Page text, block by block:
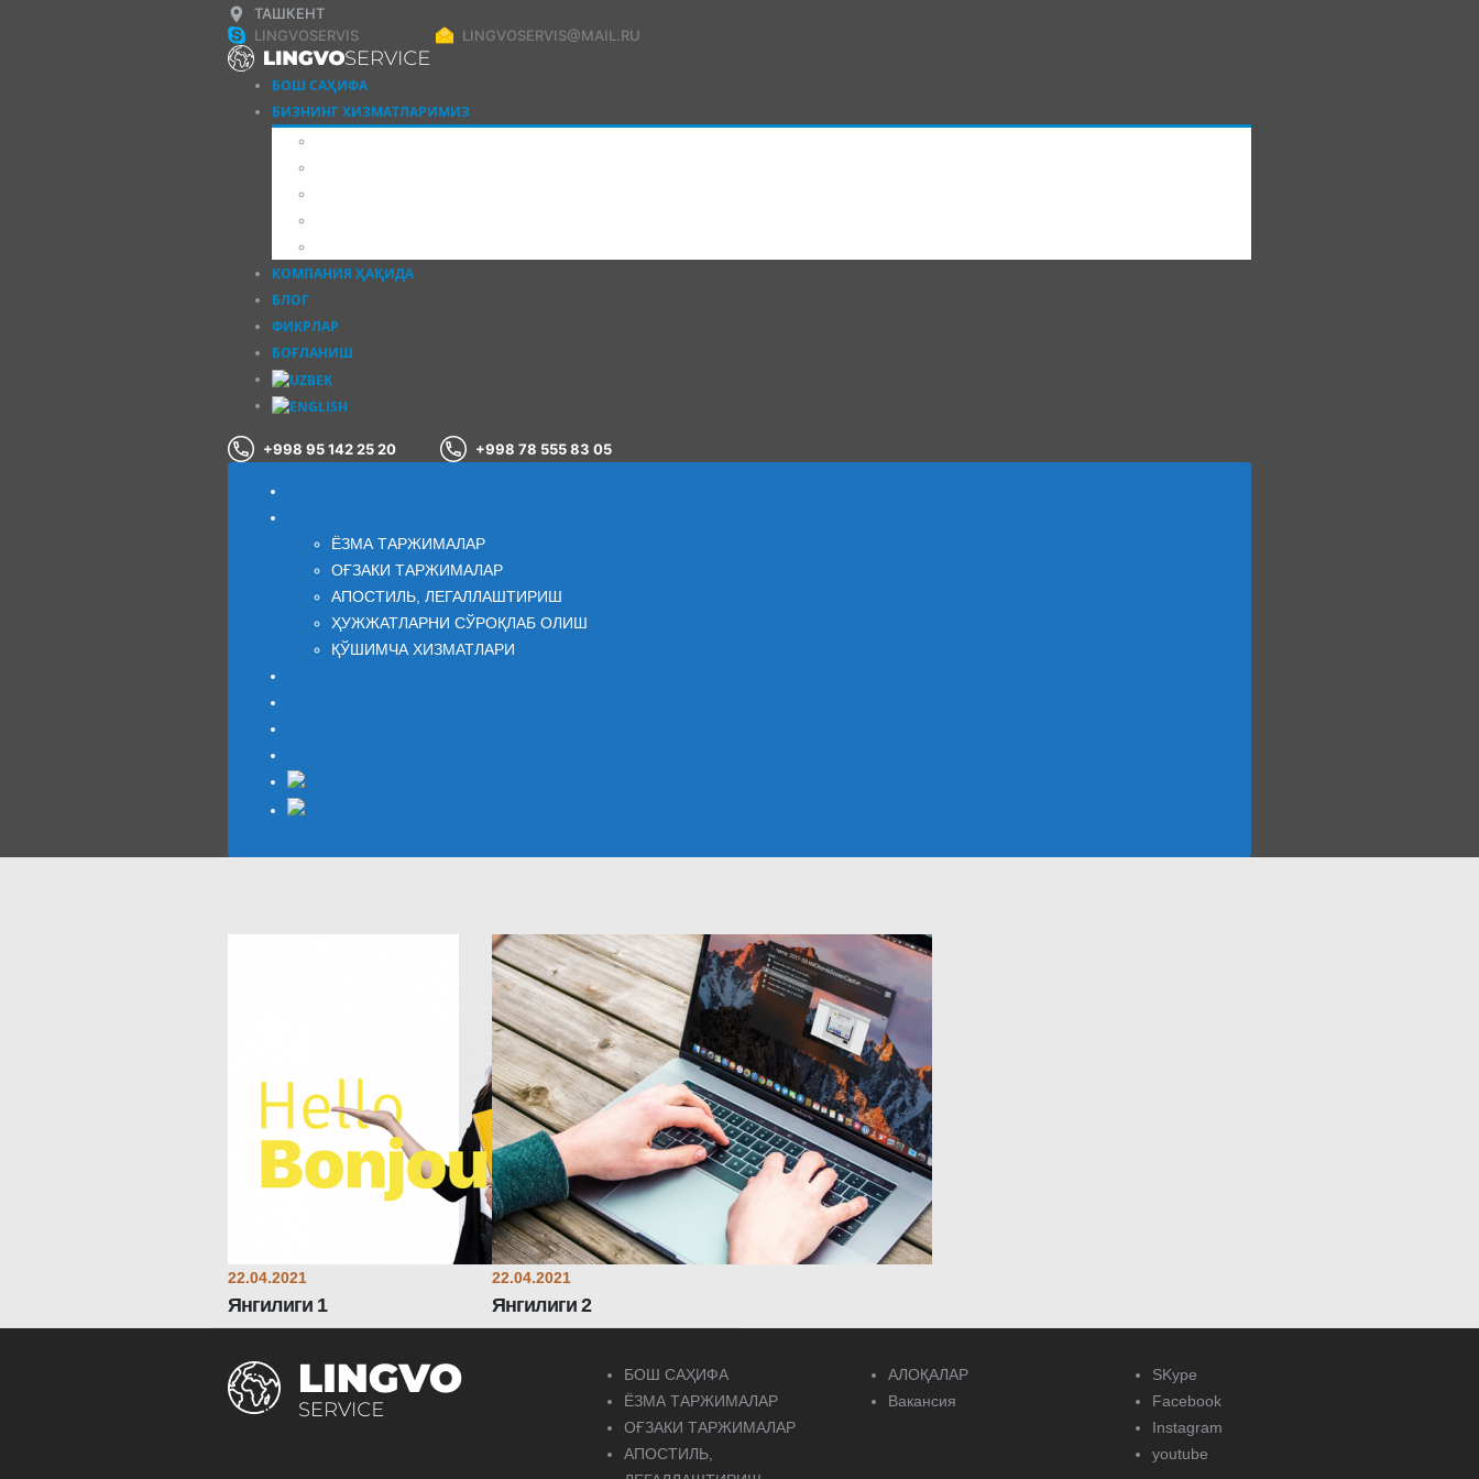
ТАШКЕНТ
LINGVOSERVIS
LINGVOSERVIS@MAIL.RU
БОШ САҲИФА
БИЗНИНГ ХИЗМАТЛАРИМИЗ
КОМПАНИЯ ҲАҚИДА
БЛОГ
ФИКРЛАР
БОҒЛАНИШ
+998 95 142 25 20 +998 78 555 83 05
ЁЗМА ТАРЖИМАЛАР
ОҒЗАКИ ТАРЖИМАЛАР
АПОСТИЛЬ, ЛЕГАЛЛАШТИРИШ
ҲУЖЖАТЛАРНИ СЎРОҚЛАБ ОЛИШ
ҚЎШИМЧА ХИЗМАТЛАРИ
22.04.2021
Янгилиги 1
22.04.2021
Янгилиги 2
БОШ САҲИФА
ЁЗМА ТАРЖИМАЛАР
ОҒЗАКИ ТАРЖИМАЛАР
АПОСТИЛЬ,
АЛОҚАЛАР
Вакансия
SKype
Facebook
Instagram
youtube